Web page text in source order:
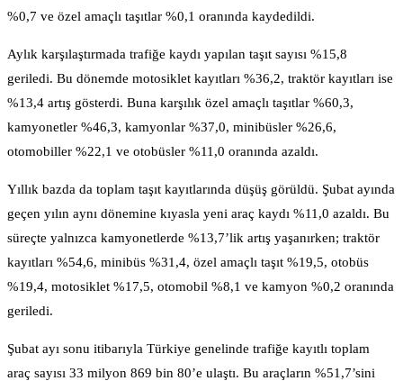
%0,7 ve özel amaçlı taşıtlar %0,1 oranında kaydedildi.
Aylık karşılaştırmada trafiğe kaydı yapılan taşıt sayısı %15,8
geriledi. Bu dönemde motosiklet kayıtları %36,2, traktör kayıtları ise
%13,4 artış gösterdi. Buna karşılık özel amaçlı taşıtlar %60,3,
kamyonetler %46,3, kamyonlar %37,0, minibüsler %26,6,
otomobiller %22,1 ve otobüsler %11,0 oranında azaldı.
Yıllık bazda da toplam taşıt kayıtlarında düşüş görüldü. Şubat ayında
geçen yılın aynı dönemine kıyasla yeni araç kaydı %11,0 azaldı. Bu
süreçte yalnızca kamyonetlerde %13,7’lik artış yaşanırken; traktör
kayıtları %54,6, minibüs %31,4, özel amaçlı taşıt %19,5, otobüs
%19,4, motosiklet %17,5, otomobil %8,1 ve kamyon %0,2 oranında
geriledi.
Şubat ayı sonu itibarıyla Türkiye genelinde trafiğe kayıtlı toplam
araç sayısı 33 milyon 869 bin 80’e ulaştı. Bu araçların %51,7’sini